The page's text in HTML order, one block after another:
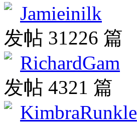
Jamieinilk
发帖 31226 篇
RichardGam
发帖 4321 篇
KimbraRunkle